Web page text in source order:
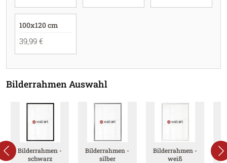
100x120 cm
39,99 €
Bilderrahmen Auswahl
Bilderrahmen -
schwarz
Bilderrahmen -
silber
Bilderrahmen -
weiß